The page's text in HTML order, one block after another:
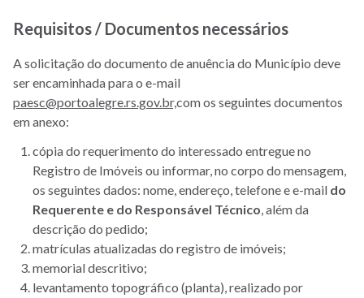
Requisitos / Documentos necessários
A solicitação do documento de anuência do Município deve
ser encaminhada para o e-mail
paesc@portoalegre.rs.gov.br,com os seguintes documentos
em anexo:
cópia do requerimento do interessado entregue no
Registro de Imóveis ou informar, no corpo do mensagem,
os seguintes dados: nome, endereço, telefone e e-mail do
Requerente e do Responsável Técnico, além da
descrição do pedido;
matrículas atualizadas do registro de imóveis;
memorial descritivo;
levantamento topográfico (planta), realizado por